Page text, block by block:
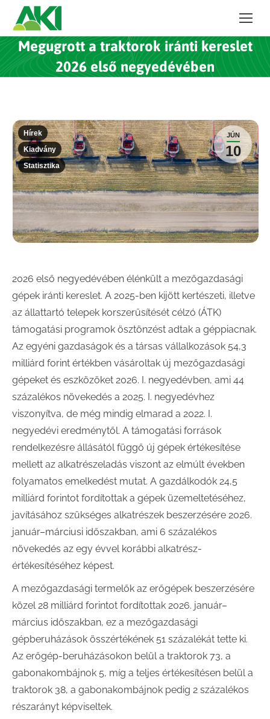
Megugrott a traktorok iránti kereslet
2026 első negyedévében
JÚN
10
Hírek
Kiadvány
Statisztika
2026 első negyedévében élénkült a mezőgazdasági
gépek iránti kereslet. A 2025-ben kijött kertészeti, illetve
az állattartó telepek korszerűsítését célzó (ÁTK)
támogatási programok ösztönzést adtak a géppiacnak.
Az egyéni gazdaságok és a társas vállalkozások 54,3
milliárd forint értékben vásároltak új mezőgazdasági
gépeket és eszközöket 2026. I. negyedévben, ami 44
százalékos növekedés a 2025. I. negyedévhez
viszonyítva, de még mindig elmarad a 2022. I.
negyedévi eredménytől. A támogatási források
rendelkezésre állásától függő új gépek értékesítése
mellett az alkatrészeladás viszont az elmúlt években
folyamatos emelkedést mutat. A gazdálkodók 24,5
milliárd forintot fordítottak a gépek üzemeltetéséhez,
javításához szükséges alkatrészek beszerzésére 2026.
január–márciusi időszakban, ami 6 százalékos
növekedés az egy évvel korábbi alkatrész-
értékesítéséhez képest.
A mezőgazdasági termelők az erőgépek beszerzésére
közel 28 milliárd forintot fordítottak 2026. január–
március időszakban, ez a mezőgazdasági
gépberuházások összértékének 51 százalékát tette ki.
Az erőgép-beruházásokon belül a traktorok 73, a
gabonakombájnok 5, míg a teljes értékesítésen belül a
traktorok 38, a gabonakombájnok pedig 2 százalékos
részarányt képviseltek.